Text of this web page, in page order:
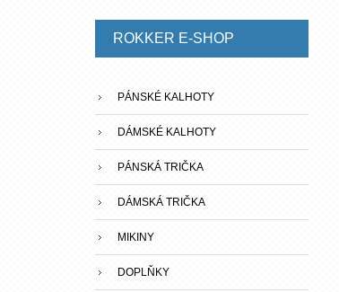
ROKKER E-SHOP
PÁNSKÉ KALHOTY
DÁMSKÉ KALHOTY
PÁNSKÁ TRIČKA
DÁMSKÁ TRIČKA
MIKINY
DOPLŇKY